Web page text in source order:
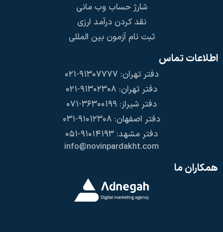
شارژ حساب وب مانی
نقد کردن درآمد ارزی
ثبت نام آزمون بین المللی
اطلاعات تماس
دفتر تهران: ۹۱۳۰۷۷۷۷-۰۲۱
دفتر تهران: ۹۱۳۰۲۳۰۸-۰۲۱
دفتر شیراز: ۳۶۳۰۰۱۹۹-۰۷۱
دفتر اصفهان: ۹۱۰۱۲۳۰۸-۰۳۱
دفتر مشهد: ۹۱۰۱۴۱۹۳-۰۵۱
info@novinpardakht.com
همکاران ما